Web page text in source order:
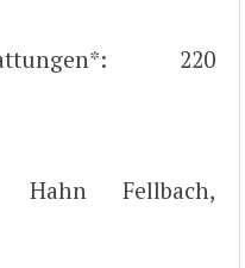
220
Hahn Fellbach,